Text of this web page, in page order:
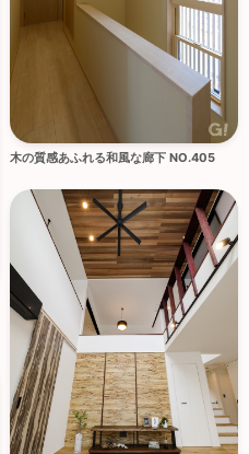
木の質感あふれる和風な廊下 NO.405